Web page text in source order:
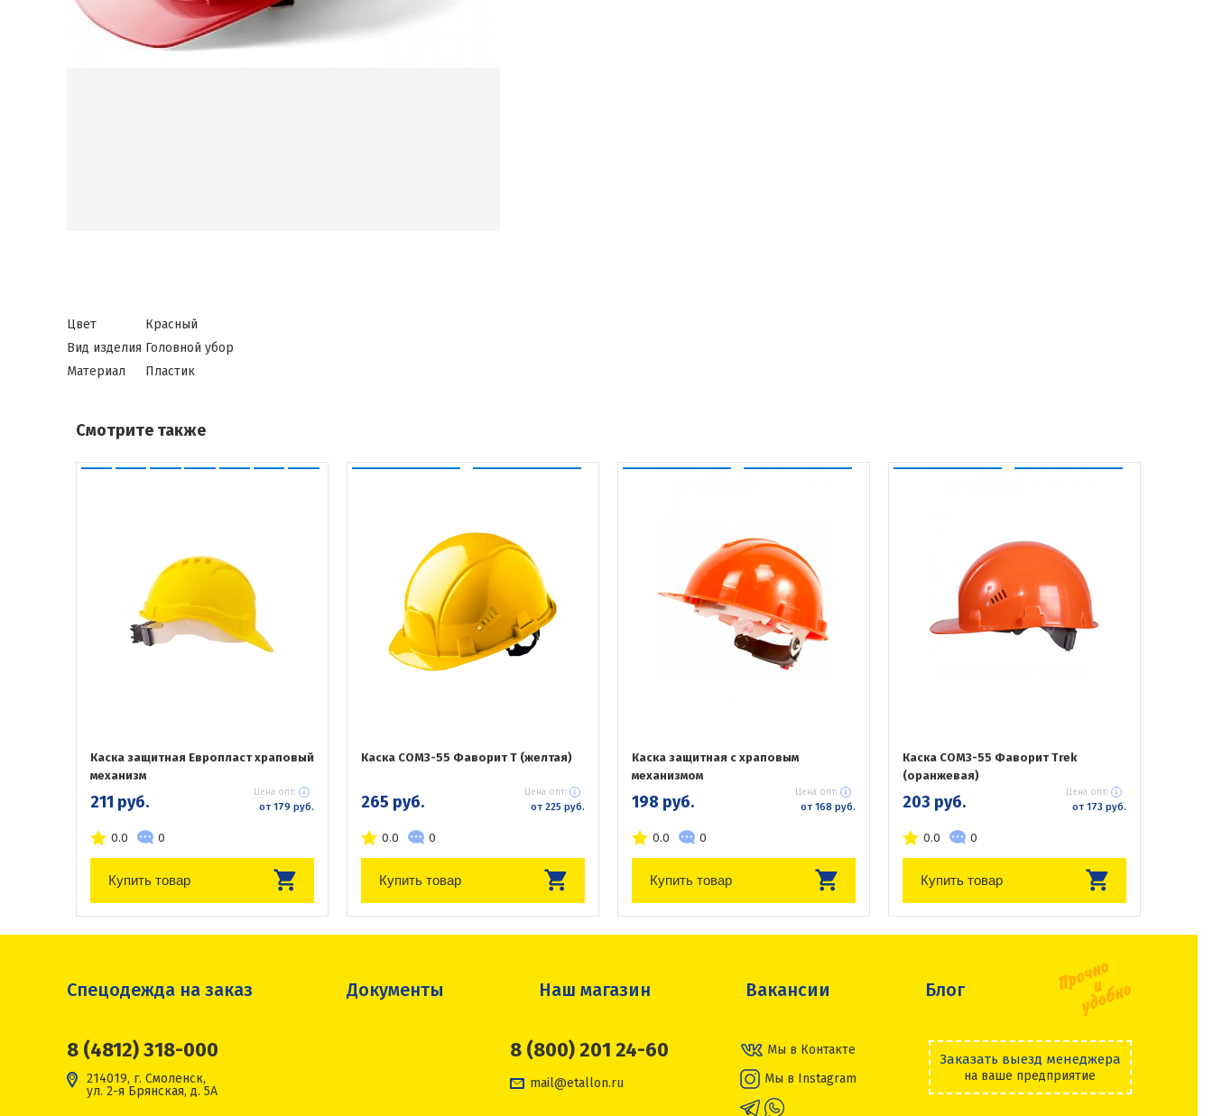
Цвет
Красный
Вид изделия Головной убор
Материал
Пластик
Смотрите также
Каска защитная Европласт храповый
механизм
211 руб. Цена опт:
от 179 руб.
0.0 0
Купить товар
Каска СОМЗ-55 Фаворит Т (желтая)
265 руб. Цена опт:
от 225 руб.
0.0 0
Купить товар
Каска защитная с храповым
механизмом
198 руб. Цена опт:
от 168 руб.
0.0 0
Купить товар
Каска СОМЗ-55 Фаворит Trek
(оранжевая)
203 руб. Цена опт:
от 173 руб.
0.0 0
Купить товар
Спецодежда на заказ Документы Наш магазин Вакансии Блог
8 (4812) 318-000
214019, г. Смоленск,
ул. 2-я Брянская, д. 5А
8 (800) 201 24-60
mail@etallon.ru
Мы в Контакте
Мы в Instagram
Заказать выезд менеджера
на ваше предприятие